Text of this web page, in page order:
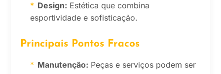
Design: Estética que combina
esportividade e sofisticação.
Principais Pontos Fracos
Manutenção: Peças e serviços podem ser